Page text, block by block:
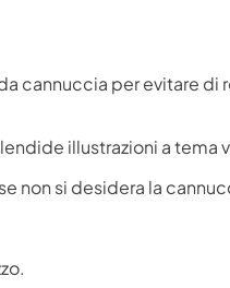
cannuccia per evitare
illustrazioni a
non si desidera la